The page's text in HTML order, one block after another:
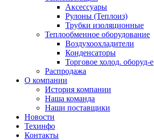
Аксессуары
Рулоны (Теплоиз)
Трубки изоляционные
Теплообменное оборудование
Воздухоохладители
Конденсаторы
Торговое холод. оборуд-е
Распродажа
О компании
История компании
Наша команда
Наши поставщики
Новости
Техинфо
Контакты